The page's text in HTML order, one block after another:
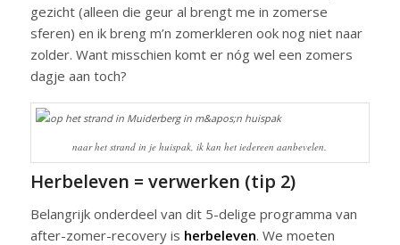
gezicht (alleen die geur al brengt me in zomerse
sferen) en ik breng m’n zomerkleren ook nog niet naar
zolder. Want misschien komt er nóg wel een zomers
dagje aan toch?
naar het strand in je huispak, ik kan het iedereen aanbevelen.
Herbeleven = verwerken (tip 2)
Belangrijk onderdeel van dit 5-delige programma van
after-zomer-recovery is herbeleven. We moeten